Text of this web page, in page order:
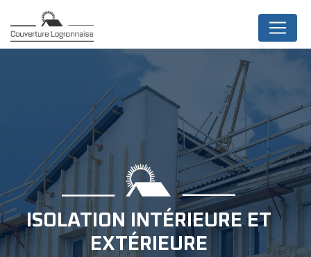
ISOLATION INTÉRIEURE ET
EXTÉRIEURE
Panneau de gestion des cookies